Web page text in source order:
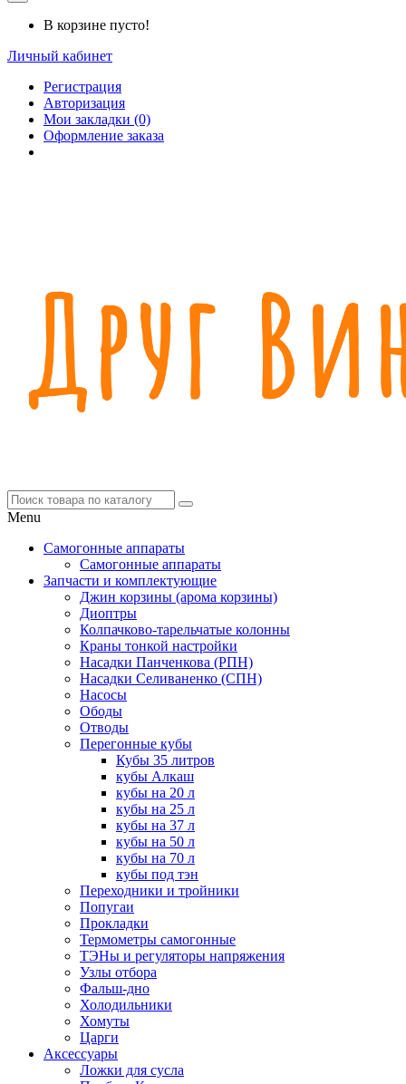
В корзине пусто!
Личный кабинет
Регистрация
Авторизация
Мои закладки (0)
Оформление заказа
Menu
Самогонные аппараты
Самогонные аппараты
Запчасти и комплектующие
Джин корзины (арома корзины)
Диоптры
Колпачково-тарельчатые колонны
Краны тонкой настройки
Насадки Панченкова (РПН)
Насадки Селиваненко (СПН)
Насосы
Ободы
Отводы
Перегонные кубы
Кубы 35 литров
кубы Алкаш
кубы на 20 л
кубы на 25 л
кубы на 37 л
кубы на 50 л
кубы на 70 л
кубы под тэн
Переходники и тройники
Попугаи
Прокладки
Термометры самогонные
ТЭНы и регуляторы напряжения
Узлы отбора
Фальш-дно
Холодильники
Хомуты
Царги
Аксессуары
Ложки для сусла